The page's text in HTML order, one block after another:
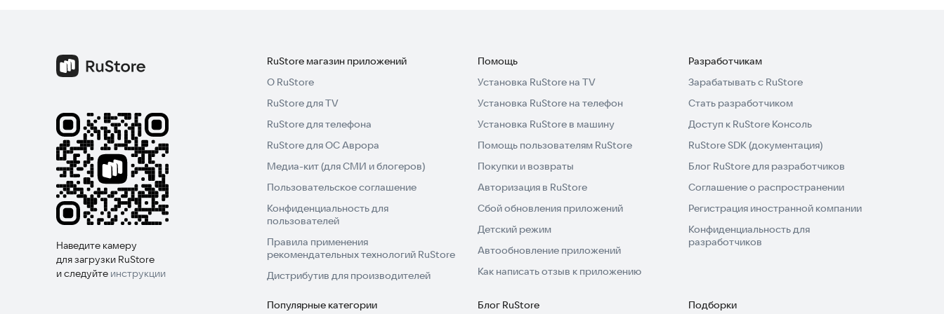
головоломка, которая развивает мозг через сложные тесты. Не забудьте пройти все уровни, имея
всего 3 жизни в двух режимах, чтобы освоить все флаги!
Попробуйте Флаги 2: Мультиплеер прямо сейчас и начните тренировать свой мозг уже сегодня!
Наведите камеру
для загрузки RuStore
и следуйте инструкции
RuStore магазин приложений
О RuStore
RuStore для TV
RuStore для телефона
RuStore для ОС Аврора
Медиа-кит (для СМИ и блогеров)
Пользовательское соглашение
Конфиденциальность для
пользователей
Правила применения
рекомендательных технологий RuStore
Дистрибутив для производителей
Помощь
Установка RuStore на TV
Установка RuStore на телефон
Установка RuStore в машину
Помощь пользователям RuStore
Покупки и возвраты
Авторизация в RuStore
Сбой обновления приложений
Детский режим
Автообновление приложений
Как написать отзыв к приложению
Разработчикам
Зарабатывать с RuStore
Стать разработчиком
Доступ к RuStore Консоль
RuStore SDK (документация)
Блог RuStore для разработчиков
Соглашение о распространении
Регистрация иностранной компании
Конфиденциальность для
разработчиков
Популярные категории Блог RuStore Подборки